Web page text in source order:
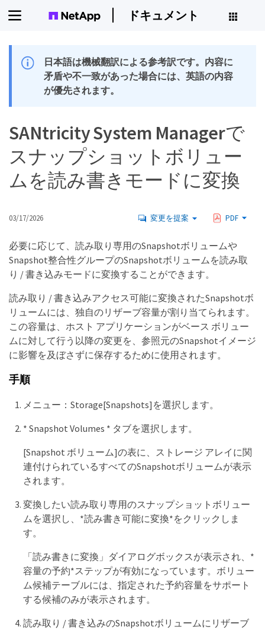
ドキュメント
日本語は機械翻訳による参考訳です。内容に
矛盾や不一致があった場合には、英語の内容
が優先されます。
SANtricity System Managerで
スナップショットボリュー
ムを読み書きモードに変換
03/17/2026 変更を提案 PDF
必要に応じて、読み取り専用のSnapshotボリュームや
Snapshot整合性グループのSnapshotボリュームを読み取
り / 書き込みモードに変換することができます。
読み取り / 書き込みアクセス可能に変換されたSnapshotボ
リュームには、独自のリザーブ容量が割り当てられます。
この容量は、ホスト アプリケーションがベース ボリュー
ムに対して行う以降の変更を、参照元のSnapshotイメージ
に影響を及ぼさずに保存するために使用されます。
手順
メニュー：Storage[Snapshots]を選択します。
* Snapshot Volumes * タブを選択します。
[Snapshot ボリューム]の表に、ストレージ アレイに関
連付けられているすべてのSnapshotボリュームが表示
されます。
変換したい読み取り専用のスナップショットボリュー
ムを選択し、*読み書き可能に変換*をクリックしま
す。
「読み書きに変換」ダイアログボックスが表示され、*
容量の予約*ステップが有効になっています。ボリュー
ム候補テーブルには、指定された予約容量をサポート
する候補のみが表示されます。
読み取り / 書き込みのSnapshotボリュームにリザーブ